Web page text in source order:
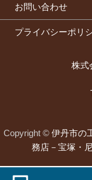
お問い合わせ
プライバシーポリ
株式
Copyright © 伊丹市の
務店－宝塚・